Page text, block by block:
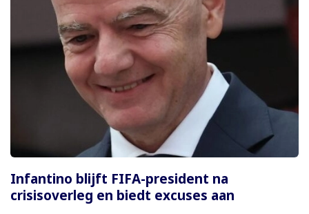
Infantino blijft FIFA-president na
crisisoverleg en biedt excuses aan